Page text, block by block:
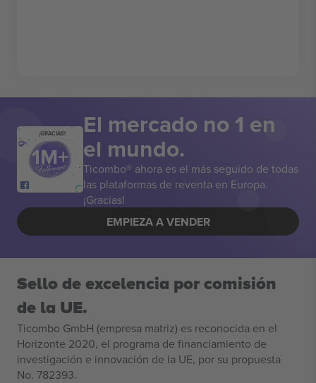
¡GRACIAS! El mercado no 1 en
el mundo.
Ticombo® ahora es el más seguido de todas
las plataformas de reventa en Europa.
¡Gracias!
EMPIEZA A VENDER
Sello de excelencia por comisión
de la UE.
Ticombo GmbH (empresa matriz) es reconocida en el
Horizonte 2020, el programa de financiamiento de
investigación e innovación de la UE, por su propuesta
No. 782393.